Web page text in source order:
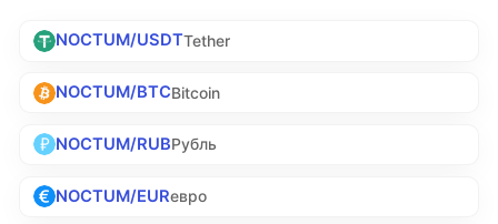
NOCTUM/USDTTether
NOCTUM/BTCBitcoin
NOCTUM/RUBРубль
NOCTUM/EURевро